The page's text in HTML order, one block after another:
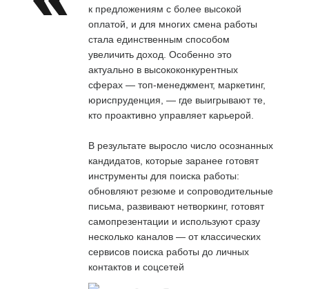
к предложениям с более высокой
оплатой, и для многих смена работы
стала единственным способом
увеличить доход. Особенно это
актуально в высококонкурентных
сферах — топ-менеджмент, маркетинг,
юриспруденция, — где выигрывают те,
кто проактивно управляет карьерой.
В результате выросло число осознанных
кандидатов, которые заранее готовят
инструменты для поиска работы:
обновляют резюме и сопроводительные
письма, развивают нетворкинг, готовят
самопрезентации и используют сразу
несколько каналов — от классических
сервисов поиска работы до личных
контактов и соцсетей